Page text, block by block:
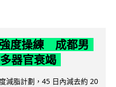
度操練 成都男
器官衰竭
減脂計劃，45 日內減去約 20